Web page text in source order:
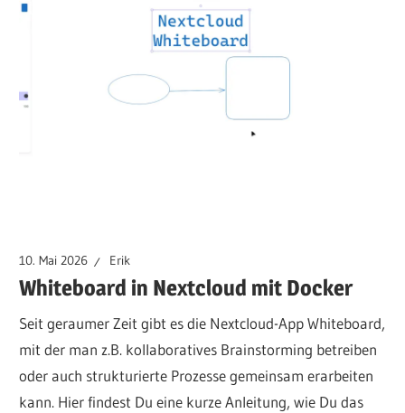
10. Mai 2026 Erik
Whiteboard in Nextcloud mit Docker
Seit geraumer Zeit gibt es die Nextcloud-App Whiteboard,
mit der man z.B. kollaboratives Brainstorming betreiben
oder auch strukturierte Prozesse gemeinsam erarbeiten
kann. Hier findest Du eine kurze Anleitung, wie Du das